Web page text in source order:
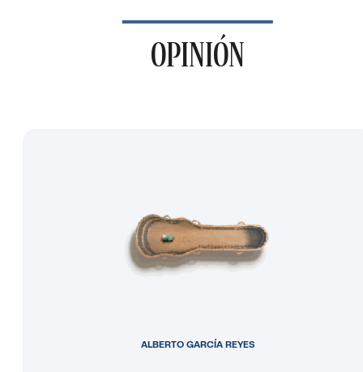
OPINIÓN
ALBERTO GARCÍA REYES